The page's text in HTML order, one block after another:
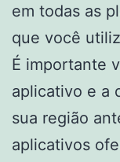
em todas as
que você
É importante
aplicativo e a
sua região
aplicativos